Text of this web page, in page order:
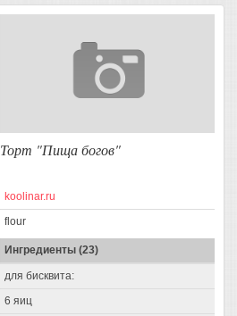
Торт "Пища богов"
koolinar.ru
flour
Ингредиенты (23)
для бисквита:
6 яиц